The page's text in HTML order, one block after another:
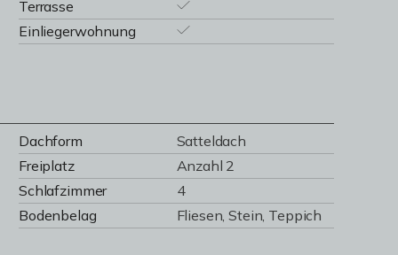
Terrasse
Einliegerwohnung
Dachform
Satteldach
Freiplatz
Anzahl 2
Schlafzimmer
4
Bodenbelag
Fliesen, Stein, Teppich